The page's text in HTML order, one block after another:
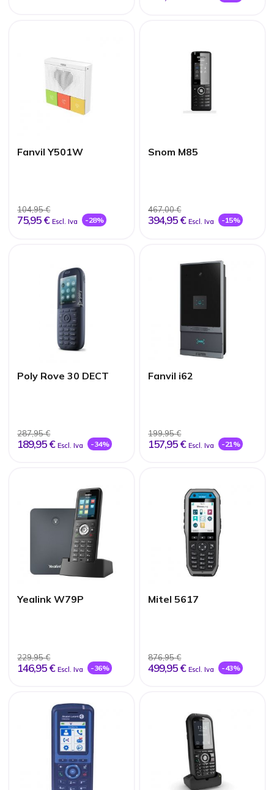
Fanvil Y501W
104,95 €
75,95 € Escl. Iva -28%
Snom M85
467,00 €
394,95 € Escl. Iva -15%
Poly Rove 30 DECT
287,95 €
189,95 € Escl. Iva -34%
Fanvil i62
199,95 €
157,95 € Escl. Iva -21%
Yealink W79P
229,95 €
146,95 € Escl. Iva -36%
Mitel 5617
876,95 €
499,95 € Escl. Iva -43%